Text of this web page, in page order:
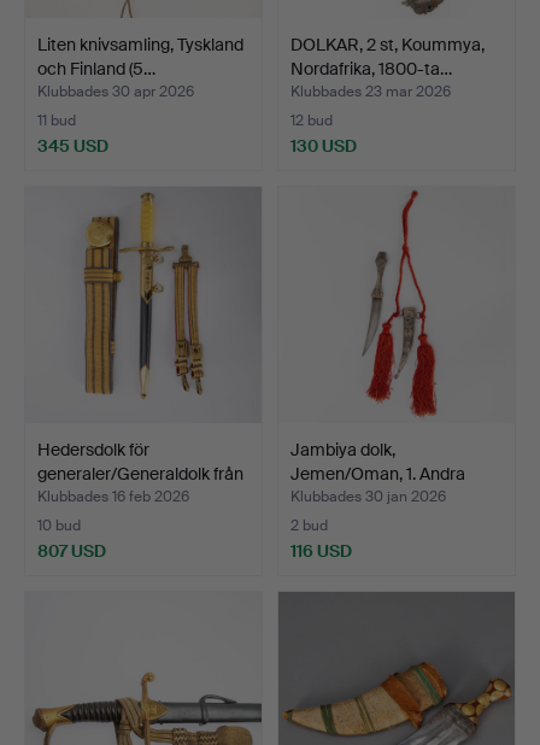
Liten knivsamling, Tyskland
och Finland (5…
Klubbades 30 apr 2026
11 bud
345 USD
DOLKAR, 2 st, Koummya,
Nordafrika, 1800-ta…
Klubbades 23 mar 2026
12 bud
130 USD
Hedersdolk för
generaler/Generaldolk från
…
Klubbades 16 feb 2026
10 bud
807 USD
Jambiya dolk,
Jemen/Oman, 1. Andra
halvan …
Klubbades 30 jan 2026
2 bud
116 USD